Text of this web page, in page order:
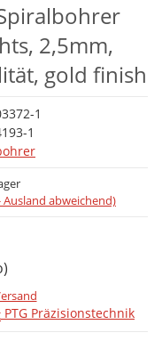
2,5mm,
gold finish
1
1
Ausland abweichend)
PTG Präzisionstechnik